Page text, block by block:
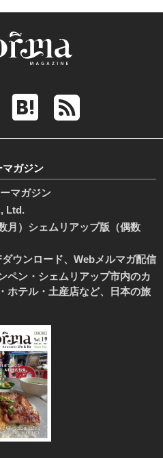
マガジン
マガジン
Ltd.
月）シェムリアップ版（偶数
ウンロード、Webメルマガ配信
ペン・シェムリアップ市内のカ
ホテル・土産店など、日本の旅